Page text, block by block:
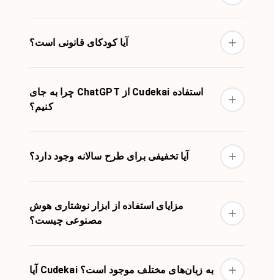
آیا کودکای قانونی است؟
چرا به جای ChatGPT از Cudekai استفاده
کنیم؟
آیا تخفیفی برای طرح سالانه وجود دارد؟
مزایای استفاده از ابزار نوشتاری هوش
مصنوعی چیست؟
آیا Cudekai به زبان‌های مختلف موجود است؟